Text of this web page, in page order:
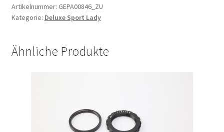
Einzelstrebe
Schutzblechmontage
Kleinteile
Menge
Artikelnummer: GEPA00846_ZU
Kategorie: Deluxe Sport Lady
Ähnliche Produkte